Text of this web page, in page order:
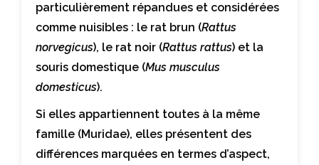
particulièrement répandues et considérées
comme nuisibles : le rat brun (Rattus
norvegicus), le rat noir (Rattus rattus) et la
souris domestique (Mus musculus
domesticus).
Si elles appartiennent toutes à la même
famille (Muridae), elles présentent des
différences marquées en termes d’aspect,